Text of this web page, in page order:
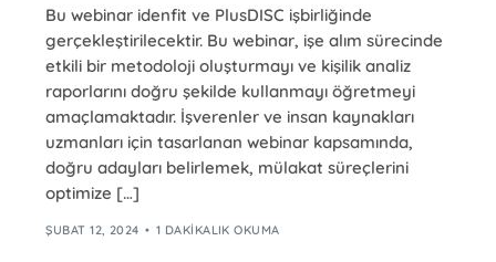
Bu webinar idenfit ve PlusDISC işbirliğinde
gerçekleştirilecektir. Bu webinar, işe alım sürecinde
etkili bir metodoloji oluşturmayı ve kişilik analiz
raporlarını doğru şekilde kullanmayı öğretmeyi
amaçlamaktadır. İşverenler ve insan kaynakları
uzmanları için tasarlanan webinar kapsamında,
doğru adayları belirlemek, mülakat süreçlerini
optimize […]
ŞUBAT 12, 2024 1 DAKIKALIK OKUMA